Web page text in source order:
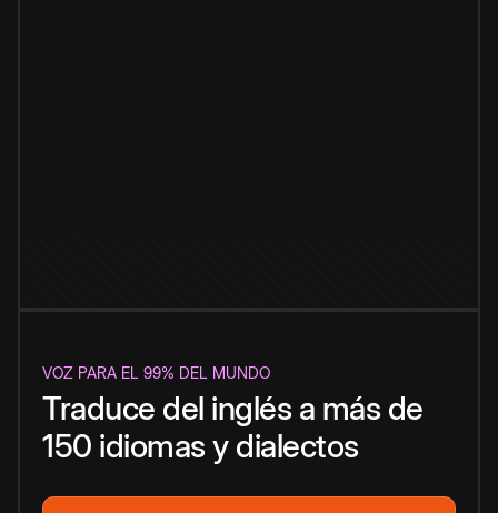
VOZ PARA EL 99% DEL MUNDO
Traduce del inglés a más de
150 idiomas y dialectos